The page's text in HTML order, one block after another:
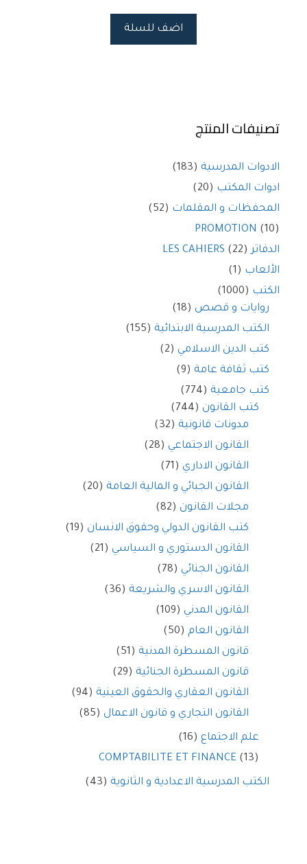
اضف للسلة
تصنيفات المنتج
الادوات المدرسية (183)
ادوات المكتب (20)
المحفظات و المقلمات (52)
PROMOTION (10)
الدفاتر LES CAHIERS (22)
الألعاب (1)
الكتب (1000)
روايات و قصص (18)
الكتب المدرسية الابتدائية (155)
كتب الدين الاسلامي (2)
كتب ثقافة عامة (9)
كتب جامعية (774)
كتب القانون (744)
مدونات قانونية (32)
القانون الاجتماعي (28)
القانون الاداري (71)
القانون الجبائي و المالية العامة (20)
مجلات القانون (82)
كتب القانون الدولي وحقوق الانسان (19)
القانون الدستوري و السياسي (21)
القانون الجنائي (78)
القانون الاسري والشريعة (36)
القانون المدني (109)
القانون العام (50)
قانون المسطرة المدنية (51)
قانون المسطرة الجنائية (29)
القانون العقاري والحقوق العينية (94)
القانون التجاري و قانون الاعمال (85)
علم الاجتماع (16)
COMPTABILITE ET FINANCE (13)
الكتب المدرسية الاعدادية و الثانوية (43)